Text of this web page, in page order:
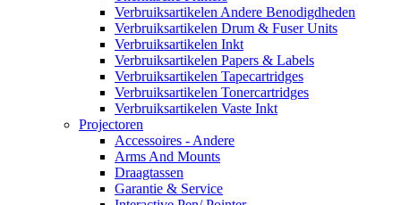
Verbruiksartikelen Andere Benodigdheden
Verbruiksartikelen Drum & Fuser Units
Verbruiksartikelen Inkt
Verbruiksartikelen Papers & Labels
Verbruiksartikelen Tapecartridges
Verbruiksartikelen Tonercartridges
Verbruiksartikelen Vaste Inkt
Projectoren
Accessoires - Andere
Arms And Mounts
Draagtassen
Garantie & Service